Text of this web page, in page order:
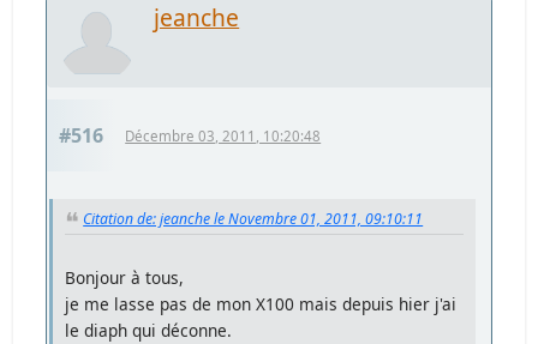
jeanche
#516 Décembre 03, 2011, 10:20:48
Citation de: jeanche le Novembre 01, 2011, 09:10:11
Bonjour à tous,
je me lasse pas de mon X100 mais depuis hier j'ai
le diaph qui déconne.